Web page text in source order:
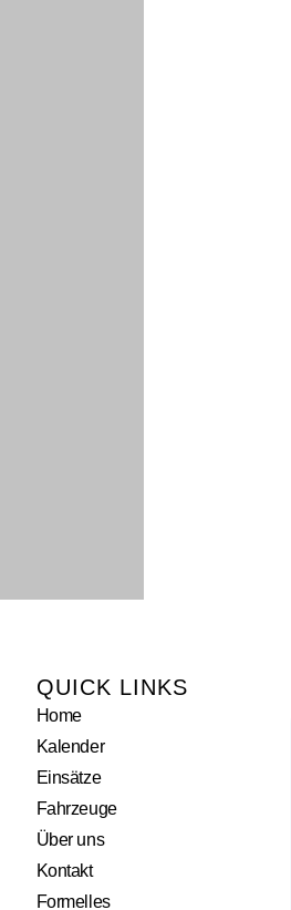
QUICK LINKS
Home
Kalender
Einsätze
Fahrzeuge
Über uns
Kontakt
Formelles